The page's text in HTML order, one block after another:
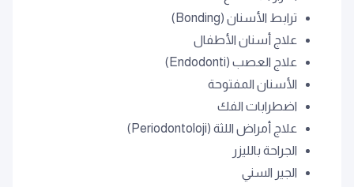
ترابط الأسنان (Bonding)
علاج أسنان الأطفال
علاج العصب (Endodonti)
الأسنان المفتوحة
اضطرابات الفك
علاج أمراض اللثة (Periodontoloji)
الجراحة بالليزر
الجير السني